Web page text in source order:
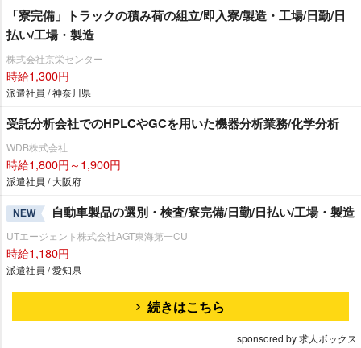
「寮完備」トラックの積み荷の組立/即入寮/製造・工場/日勤/日
払い/工場・製造
株式会社京栄センター
時給1,300円
派遣社員 / 神奈川県
受託分析会社でのHPLCやGCを用いた機器分析業務/化学分析
WDB株式会社
時給1,800円～1,900円
派遣社員 / 大阪府
NEW 自動車製品の選別・検査/寮完備/日勤/日払い/工場・製造
UTエージェント株式会社AGT東海第一CU
時給1,180円
派遣社員 / 愛知県
続きはこちら
sponsored by 求人ボックス